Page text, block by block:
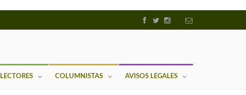
LECTORES COLUMNISTAS AVISOS LEGALES